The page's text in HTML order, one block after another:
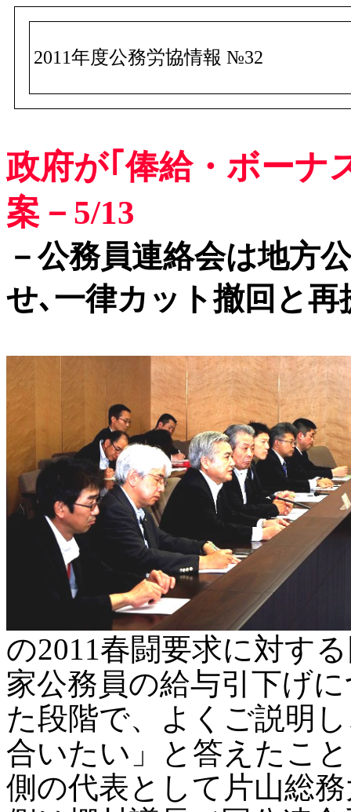
2011年度公務労協情報 №32
政府が｢俸給・ボーナ
案－5/13
－公務員連絡会は地方
せ､一律カット撤回と再
の2011春闘要求に対す
家公務員の給与引下げ
た段階で、よくご説明
合いたい」と答えたこ
側の代表として片山総